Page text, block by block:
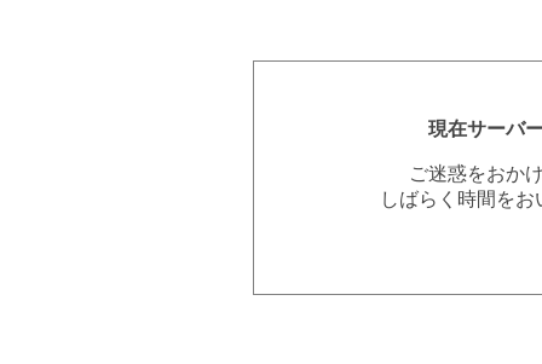
現在サーバ
ご迷惑をおか
しばらく時間を